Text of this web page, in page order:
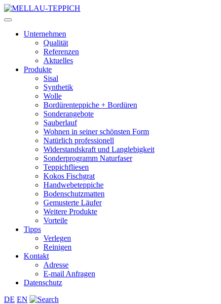
Unternehmen
Qualität
Referenzen
Aktuelles
Produkte
Sisal
Synthetik
Wolle
Bordürenteppiche + Bordüren
Sonderangebote
Sauberlauf
Wohnen in seiner schönsten Form
Natürlich professionell
Widerstandskraft und Langlebigkeit
Sonderprogramm Naturfaser
Teppichfliesen
Kokos Fischgrat
Handwebeteppiche
Bodenschutzmatten
Gemusterte Läufer
Weitere Produkte
Vorteile
Tipps
Verlegen
Reinigen
Kontakt
Adresse
E-mail Anfragen
Datenschutz
DE EN